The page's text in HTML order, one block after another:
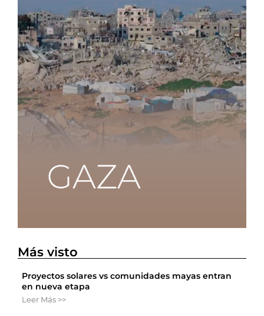
Más visto
Proyectos solares vs comunidades mayas entran
en nueva etapa
Leer Más >>